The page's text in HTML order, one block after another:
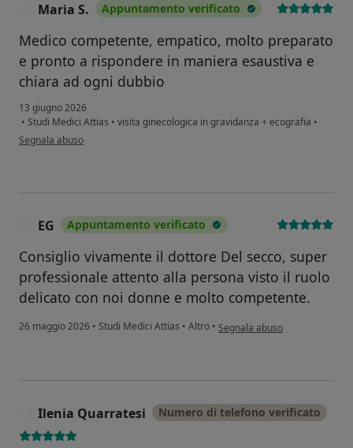
Maria S. Appuntamento verificato
Medico competente, empatico, molto preparato
e pronto a rispondere in maniera esaustiva e
chiara ad ogni dubbio
13 giugno 2026
• Studi Medici Attias • visita ginecologica in gravidanza + ecografia •
secondo l'opinione dell'utente Maria S.
Segnala abuso
EG Appuntamento verificato
Consiglio vivamente il dottore Del secco, super
professionale attento alla persona visto il ruolo
delicato con noi donne e molto competente.
26 maggio 2026 • Studi Medici Attias • Altro • secondo l'opinione dell'utente
Segnala abuso
Ilenia Quarratesi Numero di telefono verificato